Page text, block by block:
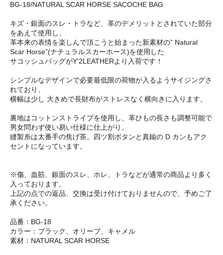
BG-18/NATURAL SCAR HORSE SACOCHE BAG
キズ・銀面のスレ・トラなど、革のデメリットとされていた部分
をあえて使用し、
革本来の表情を楽しんで頂こうと始まった新素材の” Natural
Scar Horse”(ナチュラルスカーホース)を使用した
サコッシュバッグがY'2LEATHERより入荷です！
シンプルなデザインで必要最低限の荷物が入るようサイジングさ
れており、
横幅は少し 大きめで長財布がストレスなく横向きに入ります。
裏地はコットンストライプを使用し、革ひもの長さも調整可能で
男女問わず使い易い仕様に仕上がり。
縫製糸は太番手の焦げ茶。四ツ割ボタンと真鍮の D カンもアク
セントになっています。
※傷、血筋、銀面のスレ、ホレ、トラなどが通常の商品より多く
入っております。
上記の点での返品、交換は受け付けておりませんので、予めご了
承ください。
品番：BG-18
カラー：ブラック、オリーブ、キャメル
素材：NATURAL SCAR HORSE